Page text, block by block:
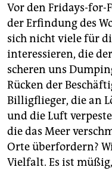
Vor den Fridays-
der Erfindung des
sich nicht viele für
interessieren, die
scheren uns
Rücken der
Billigflieger, die an
und die Luft
die das Meer
Orte überfordern?
Vielfalt. Es ist